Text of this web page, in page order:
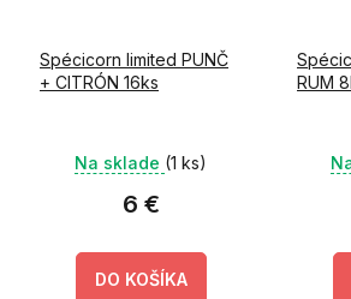
Spécicorn limited PUNČ
+ CITRÓN 16ks
Na sklade (1 ks)
6 €
DO KOŠÍKA
RUM